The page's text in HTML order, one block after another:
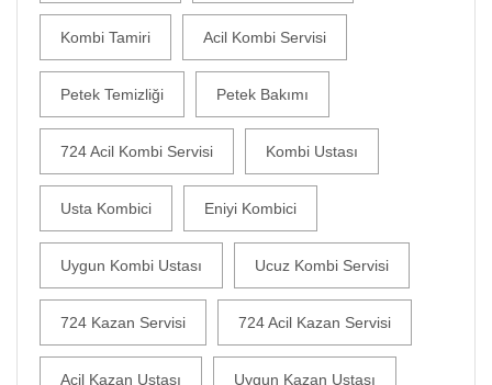
Kombi Tamiri Acil Kombi Servisi
Petek Temizliği Petek Bakımı
724 Acil Kombi Servisi Kombi Ustası
Usta Kombici Eniyi Kombici
Uygun Kombi Ustası Ucuz Kombi Servisi
724 Kazan Servisi 724 Acil Kazan Servisi
Acil Kazan Ustası Uygun Kazan Ustası